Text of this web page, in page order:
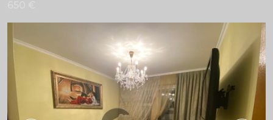
ID: 5444